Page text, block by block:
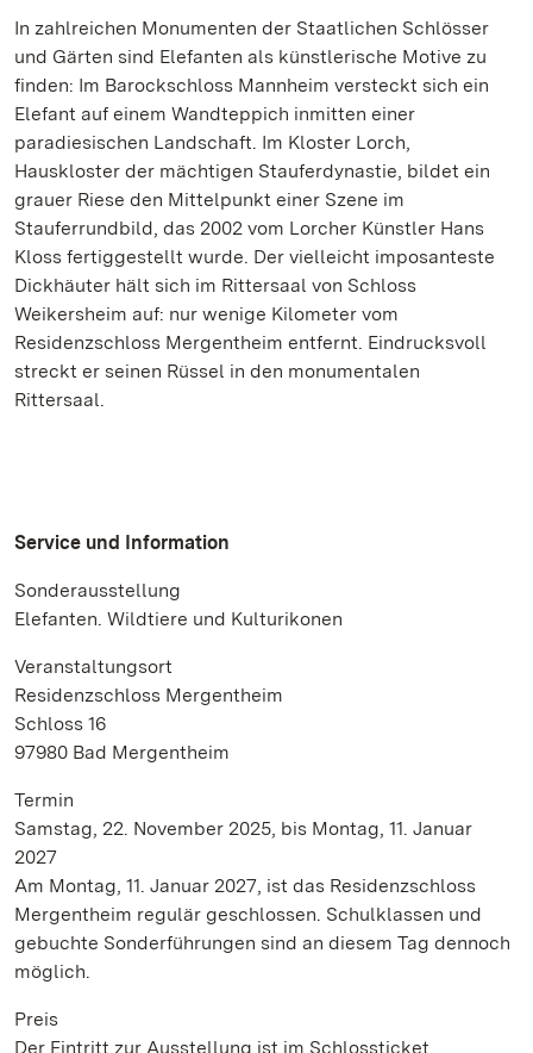
In zahlreichen Monumenten der Staatlichen Schlösser
und Gärten sind Elefanten als künstlerische Motive zu
finden: Im Barockschloss Mannheim versteckt sich ein
Elefant auf einem Wandteppich inmitten einer
paradiesischen Landschaft. Im Kloster Lorch,
Hauskloster der mächtigen Stauferdynastie, bildet ein
grauer Riese den Mittelpunkt einer Szene im
Stauferrundbild, das 2002 vom Lorcher Künstler Hans
Kloss fertiggestellt wurde. Der vielleicht imposanteste
Dickhäuter hält sich im Rittersaal von Schloss
Weikersheim auf: nur wenige Kilometer vom
Residenzschloss Mergentheim entfernt. Eindrucksvoll
streckt er seinen Rüssel in den monumentalen
Rittersaal.
Service und Information
Sonderausstellung
Elefanten. Wildtiere und Kulturikonen
Veranstaltungsort
Residenzschloss Mergentheim
Schloss 16
97980 Bad Mergentheim
Termin
Samstag, 22. November 2025, bis Montag, 11. Januar
2027
Am Montag, 11. Januar 2027, ist das Residenzschloss
Mergentheim regulär geschlossen. Schulklassen und
gebuchte Sonderführungen sind an diesem Tag dennoch
möglich.
Preis
Der Eintritt zur Ausstellung ist im Schlossticket